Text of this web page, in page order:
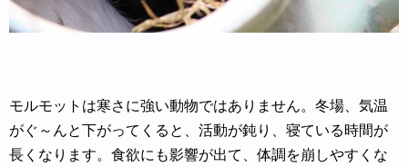
モルモットは寒さに強い動物ではありません。冬場、気温
がぐ～んと下がってくると、活動が鈍り、寝ている時間が
長くなります。食欲にも影響が出て、体調を崩しやすくな